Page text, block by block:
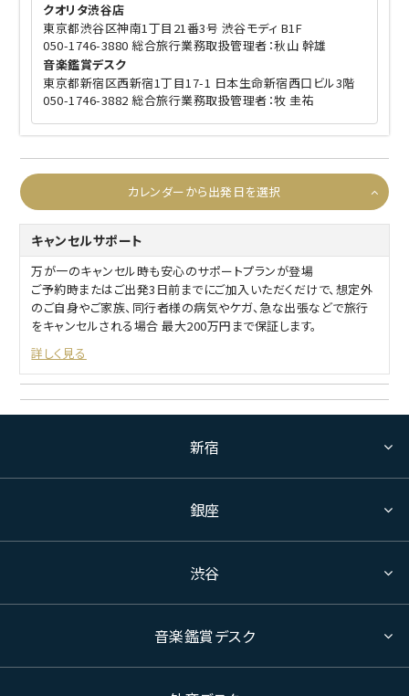
クオリタ渋谷店
東京都渋谷区神南1丁目21番3号 渋谷モディ B1F
050-1746-3880 総合旅行業務取扱管理者：秋山 幹雄
音楽鑑賞デスク
東京都新宿区西新宿1丁目17-1 日本生命新宿西口ビル3階
050-1746-3882 総合旅行業務取扱管理者：牧 圭祐
カレンダーから出発日を選択
キャンセルサポート
万が一のキャンセル時も安心のサポートプランが登場
ご予約時またはご出発3日前までにご加入いただくだけで、想定外
のご自身やご家族、同行者様の病気やケガ、急な出張などで旅行
をキャンセルされる場合 最大200万円まで保証します。
詳しく見る
新宿
銀座
渋谷
音楽鑑賞デスク